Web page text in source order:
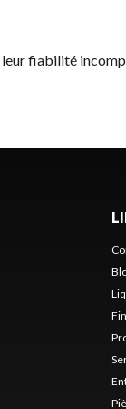
leur fiabilité